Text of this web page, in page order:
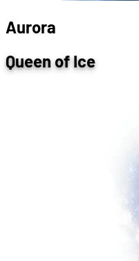
Aurora
Queen of Ice